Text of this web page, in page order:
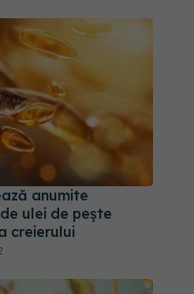
anumite
ulei de pește
creierului